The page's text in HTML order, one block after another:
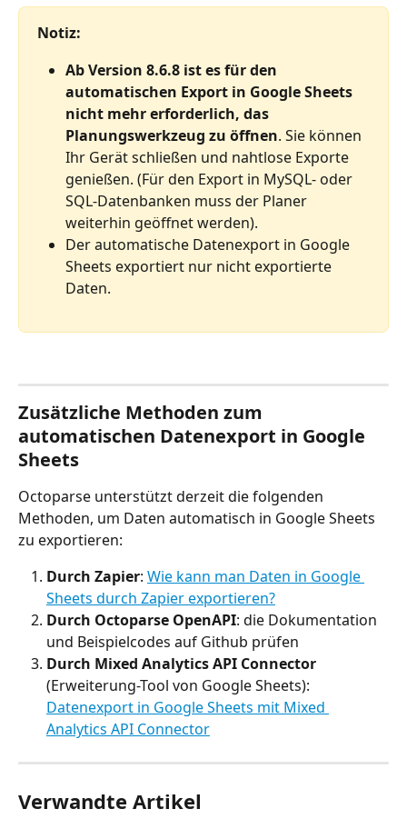
Notiz:
Ab Version 8.6.8 ist es für den
automatischen Export in Google Sheets
nicht mehr erforderlich, das
Planungswerkzeug zu öffnen. Sie können
Ihr Gerät schließen und nahtlose Exporte
genießen. (Für den Export in MySQL- oder
SQL-Datenbanken muss der Planer
weiterhin geöffnet werden).
Der automatische Datenexport in Google
Sheets exportiert nur nicht exportierte
Daten.
Zusätzliche Methoden zum
automatischen Datenexport in Google
Sheets
Octoparse unterstützt derzeit die folgenden
Methoden, um Daten automatisch in Google Sheets
zu exportieren:
Durch Zapier: Wie kann man Daten in Google
Sheets durch Zapier exportieren?
Durch Octoparse OpenAPI: die Dokumentation
und Beispielcodes auf Github prüfen
Durch Mixed Analytics API Connector
(Erweiterung-Tool von Google Sheets):
Datenexport in Google Sheets mit Mixed
Analytics API Connector
Verwandte Artikel